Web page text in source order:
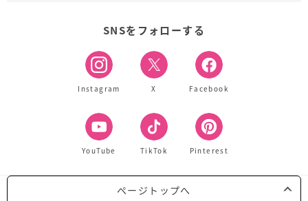
SNSをフォローする
Instagram X Facebook
YouTube TikTok Pinterest
ページトップへ